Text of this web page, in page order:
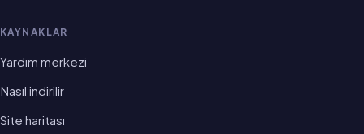
KAYNAKLAR
Yardım merkezi
Nasıl indirilir
Site haritası